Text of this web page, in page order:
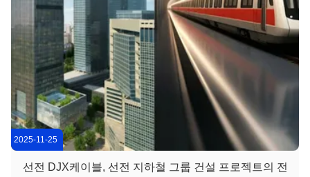
2025-11-25
선전 DJX케이블, 선전 지하철 그룹 건설 프로젝트의 전